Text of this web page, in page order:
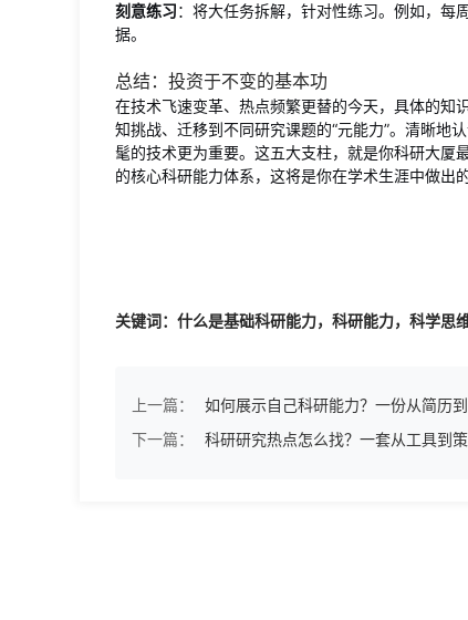
刻意练习：将大任务拆解，针对性练习。例如，每
据。
总结：投资于不变的基本功
在技术飞速变革、热点频繁更替的今天，具体的知
知挑战、迁移到不同研究课题的“元能力”。清晰地
髦的技术更为重要。这五大支柱，就是你科研大厦
的核心科研能力体系，这将是你在学术生涯中做出
关键词：什么是基础科研能力，科研能力，科学思
上一篇：
如何展示自己科研能力？一份从简历
下一篇：
科研研究热点怎么找？一套从工具到